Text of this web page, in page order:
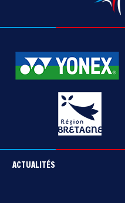
ACTUALITÉS